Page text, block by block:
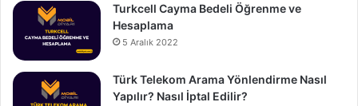
Turkcell Cayma Bedeli Öğrenme ve
Hesaplama
5 Aralık 2022
Türk Telekom Arama Yönlendirme Nasıl
Yapılır? Nasıl İptal Edilir?